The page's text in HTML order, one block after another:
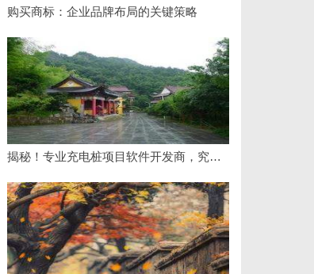
购买商标：企业品牌布局的关键策略
揭秘！专业充电桩项目软件开发商，究竟藏着哪些行业秘诀？